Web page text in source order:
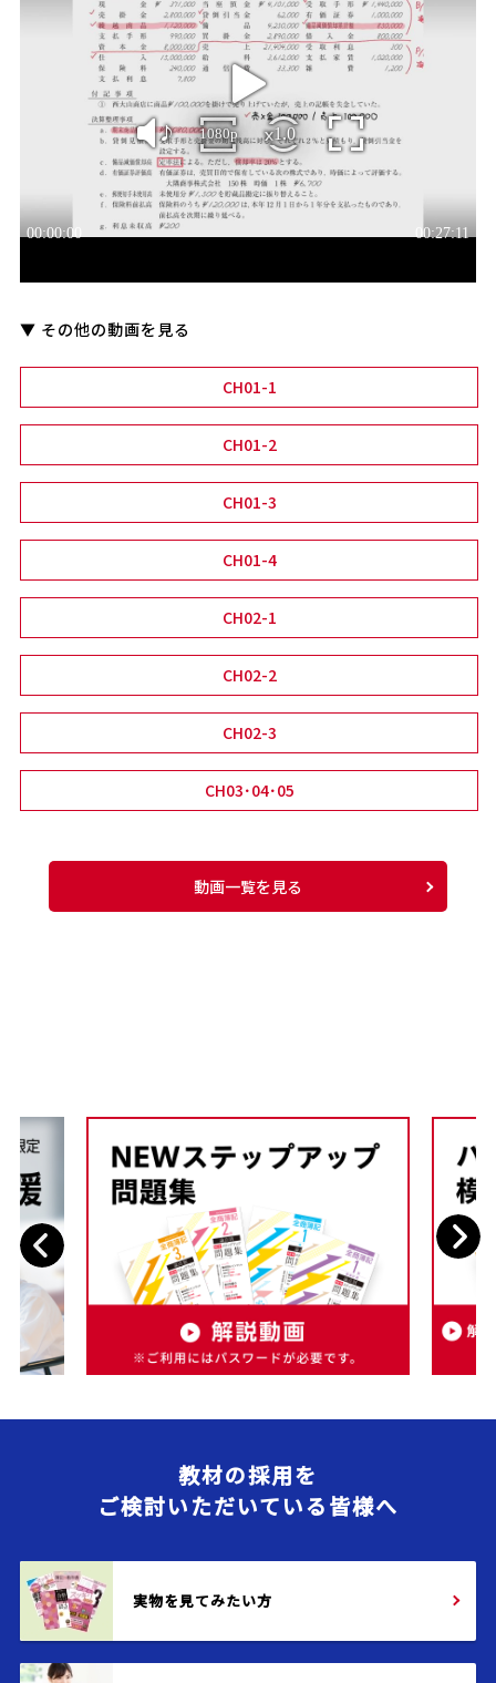
▼ その他の動画を見る
CH01-1
CH01-2
CH01-3
CH01-4
CH02-1
CH02-2
CH02-3
CH03･04･05
動画一覧を見る
Previous
Next
教材の採用を
ご検討いただいている皆様へ
実物を見てみたい方